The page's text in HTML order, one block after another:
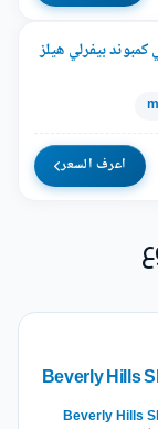
في كمبوند بيفرلي هيلز
اعرف السعر